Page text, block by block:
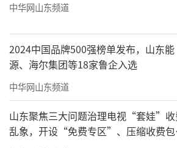
中华网山东频道
2024中国品牌500强榜单发布，山东能
源、海尔集团等18家鲁企入选
中华网山东频道
山东聚焦三大问题治理电视“套娃”收
乱象，开设“免费专区”、压缩收费包